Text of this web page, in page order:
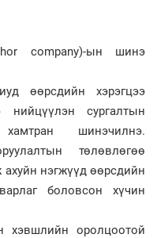
company)-ын шинэ
өөрсдийн хэрэгцээ
нийцүүлэн сургалтын
хамтран шинэчилнэ.
төлөвлөгөө
ахуйн нэгжүүд өөрсдийн
боловсон хүчин
хэвшлийн оролцоотой